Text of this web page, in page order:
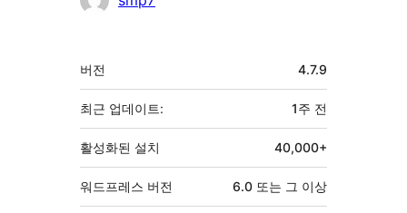
기
초
버전 4.7.9
최근 업데이트: 1주 전
활성화된 설치 40,000+
워드프레스 버전 6.0 또는 그 이상